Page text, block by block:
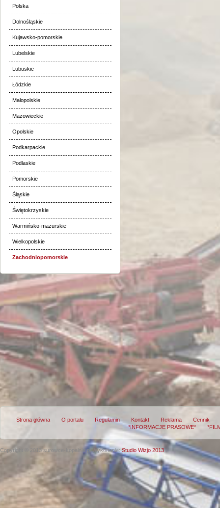
Polska
Dolnośląskie
Kujawsko-pomorskie
Lubelskie
Lubuskie
Łódzkie
Małopolskie
Mazowieckie
Opolskie
Podkarpackie
Podlaskie
Pomorskie
Śląskie
Świętokrzyskie
Warmińsko-mazurskie
Wielkopolskie
Zachodniopomorskie
Strona główna O portalu Regulamin Kontakt Reklama
Cennik
*INFORMACJE PRASOWE*
Copyright © 2013 surowce-kopalnie.plWykonanie:Studio Wizjo 2013